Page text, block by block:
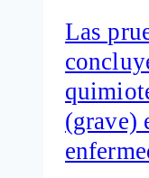
y
las
de
la
Las
(grave)